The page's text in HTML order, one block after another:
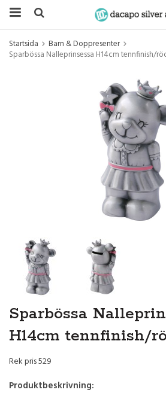
Startsida
Barn & Doppresenter
Sparbössa Nalleprinsessa H14cm tennfinish/
Sparbössa
H14cm tennfinish/
Rek pris 529
Produktbeskrivning: